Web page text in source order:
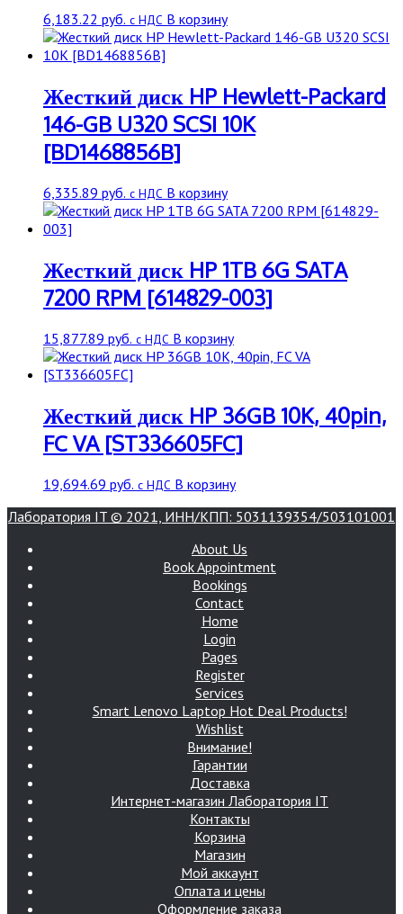
6,183.22 руб. с НДС В корзину
Жесткий диск HP Hewlett-Packard
146-GB U320 SCSI 10K
[BD1468856B]
6,335.89 руб. с НДС В корзину
Жесткий диск HP 1TB 6G SATA
7200 RPM [614829-003]
15,877.89 руб. с НДС В корзину
Жесткий диск HP 36GB 10K, 40pin,
FC VA [ST336605FC]
19,694.69 руб. с НДС В корзину
Лаборатория IT © 2021, ИНН/КПП: 5031139354/503101001
About Us
Book Appointment
Bookings
Contact
Home
Login
Pages
Register
Services
Smart Lenovo Laptop Hot Deal Products!
Wishlist
Внимание!
Гарантии
Доставка
Интернет-магазин Лаборатория IT
Контакты
Корзина
Магазин
Мой аккаунт
Оплата и цены
Оформление заказа